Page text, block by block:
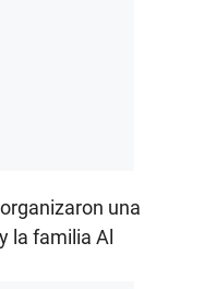
una
la familia Al